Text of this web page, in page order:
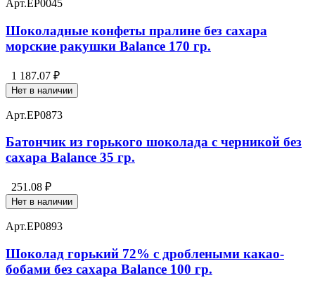
Арт.EP0045
Шоколадные конфеты пралине без сахара
морские ракушки Balance 170 гр.
1 187.07 ₽
Нет в наличии
Арт.EP0873
Батончик из горького шоколада с черникой без
сахара Balance 35 гр.
251.08 ₽
Нет в наличии
Арт.EP0893
Шоколад горький 72% с дроблеными какао-
бобами без сахара Balance 100 гр.